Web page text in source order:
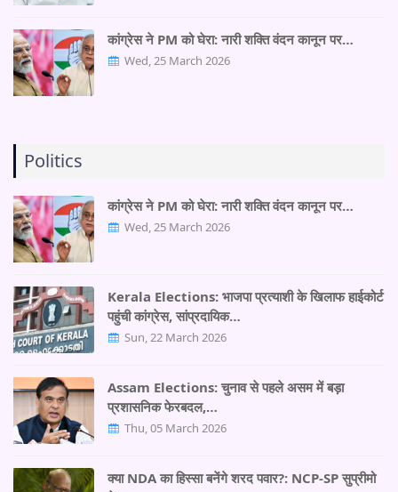
कांग्रेस ने PM को घेरा: नारी शक्ति वंदन कानून पर…
Wed, 25 March 2026
Politics
कांग्रेस ने PM को घेरा: नारी शक्ति वंदन कानून पर…
Wed, 25 March 2026
Kerala Elections: भाजपा प्रत्याशी के खिलाफ हाईकोर्ट
पहुंची कांग्रेस, सांप्रदायिक…
Sun, 22 March 2026
Assam Elections: चुनाव से पहले असम में बड़ा
प्रशासनिक फेरबदल,…
Thu, 05 March 2026
क्या NDA का हिस्सा बनेंगे शरद पवार?: NCP-SP सुप्रीमो